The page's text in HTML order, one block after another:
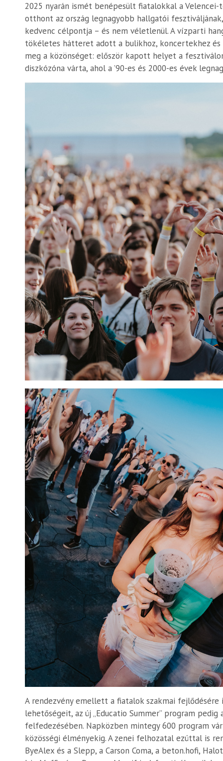
2025 nyarán ismét benépesült fiatalokkal a
otthont az ország legnagyobb hallgatói
kedvenc célpontja – és nem véletlenül. A vízparti
tökéletes hátteret adott a bulikhoz, koncertekhez és
meg a közönséget: először kapott helyet a
diszkózóna várta, ahol a ’90-es és 2000-es évek
A rendezvény emellett a fiatalok szakmai
lehetőségeit, az új „Educatio Summer” program
felfedezésében. Napközben mintegy 600 program
közösségi élményekig. A zenei felhozatal ezúttal is
ByeAlex és a Slepp, a Carson Coma, a beton.hofi,